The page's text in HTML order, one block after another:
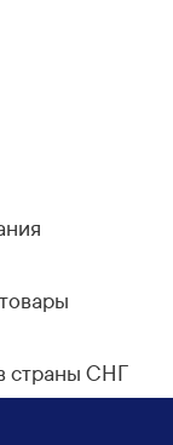
страны СНГ